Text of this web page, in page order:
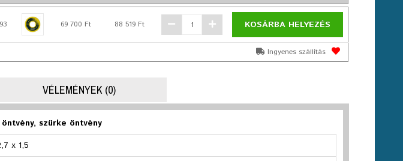
69 700 Ft 88 519 Ft KOSÁRBA HELYEZÉS
Ingyenes szállítás
VÉLEMÉNYEK (0)
szürke öntvény
x 1,5